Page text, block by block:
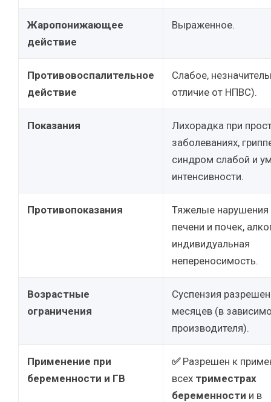
Жаропонижающее
действие
Выраженное.
Противовоспалительное
действие
Слабое,
отличие от НПВС).
Показания
Лихорадка при
заболеваниях,
синдром слабой и
интенсивности.
Противопоказания
Тяжелые нарушения
печени и почек,
индивидуальная
непереносимость.
Возрастные
ограничения
Суспензия
месяцев (в
производителя).
Применение при
беременности и ГВ
✅Разрешен к
всех триместрах
беременности и в